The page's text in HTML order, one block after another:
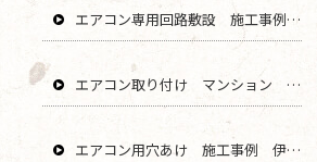
エアコン専用回路敷設 施工事例 茅ヶ崎 藤沢 寒川 エリア
エアコン取り付け マンション 鎌倉 逗子 藤沢 横浜 エリア
エアコン用穴あけ 施工事例 伊勢原 秦野 平塚 二宮 エリア